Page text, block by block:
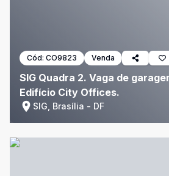
Cód: CO9823 Venda
SIG Quadra 2. Vaga de
Edifício City Offices.
SIG, Brasília - DF